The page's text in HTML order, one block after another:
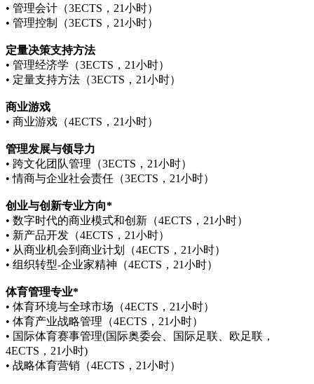
• 管理会计（3ECTS，21小时）
• 管理控制（3ECTS，21小时）
定量决策支持方法
• 管理经济学（3ECTS，21小时）
• 定量支持方法（3ECTS，21小时）
商业游戏
• 商业游戏（4ECTS，21小时）
管理发展与领导力
• 跨文化团队管理（3ECTS，21小时）
• 情商与企业社会责任（3ECTS，21小时）
创业与创新专业方向*
• 数字时代的商业模式和创新（4ECTS，21小时）
• 新产品开发（4ECTS，21小时）
• 从商业机会到商业计划（4ECTS，21小时）
• 组织转型-企业家精神（4ECTS，21小时）
体育管理专业*
• 体育环境与全球市场（4ECTS，21小时）
• 体育产业战略管理（4ECTS，21小时）
• 国际体育赛事管理(国际奥委会、国际足联、欧足联，
4ECTS，21小时)
• 战略体育营销（4ECTS，21小时）